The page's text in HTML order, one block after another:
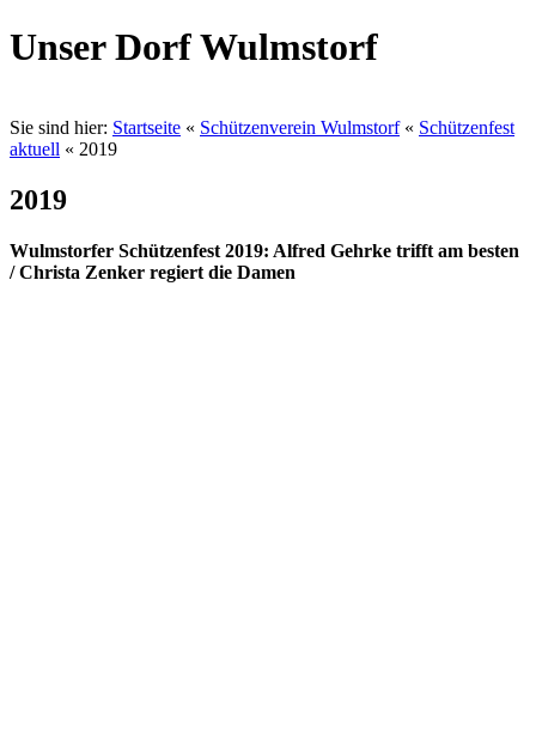
Unser Dorf Wulmstorf
Sie sind hier: Startseite « Schützenverein Wulmstorf « Schützenfest
aktuell « 2019
2019
Wulmstorfer Schützenfest 2019: Alfred Gehrke trifft am besten
/ Christa Zenker regiert die Damen